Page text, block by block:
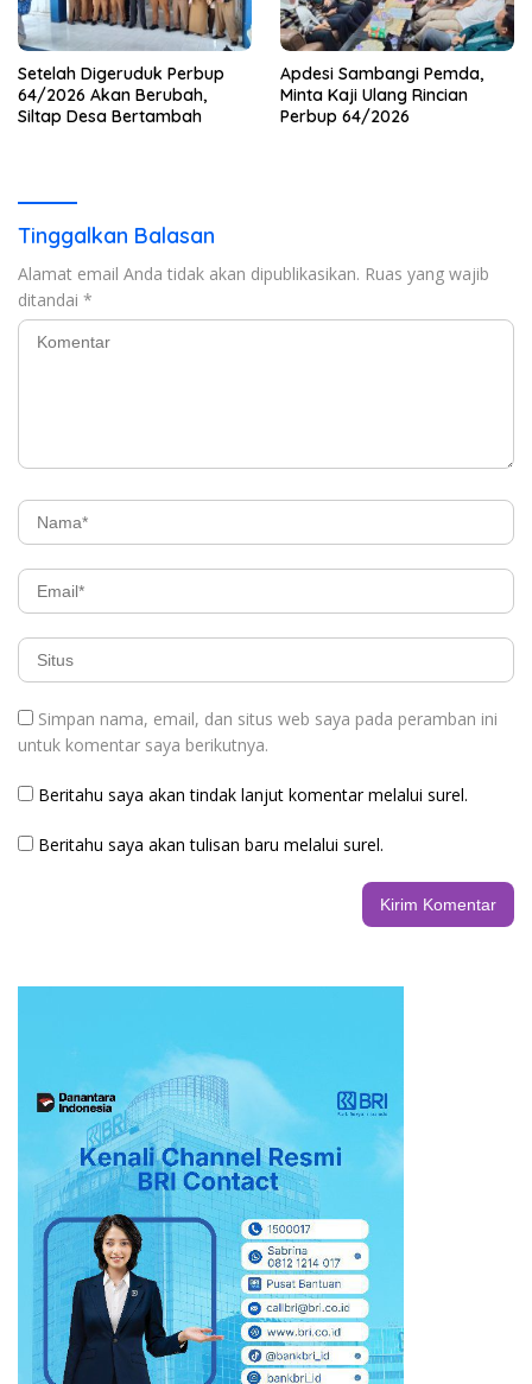
Setelah Digeruduk Perbup
64/2026 Akan Berubah,
Siltap Desa Bertambah
Apdesi Sambangi Pemda,
Minta Kaji Ulang Rincian
Perbup 64/2026
Tinggalkan Balasan
Alamat email Anda tidak akan dipublikasikan. Ruas yang wajib
ditandai *
Simpan nama, email, dan situs web saya pada peramban ini
untuk komentar saya berikutnya.
Beritahu saya akan tindak lanjut komentar melalui surel.
Beritahu saya akan tulisan baru melalui surel.